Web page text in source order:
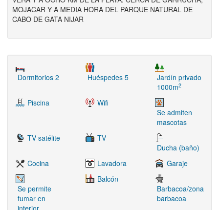
MOJACAR Y A MEDIA HORA DEL PARQUE NATURAL DE
CABO DE GATA NIJAR
Dormitorios 2 Huéspedes 5
Jardín privado
1000m2
Piscina
Wifi
Se admiten
mascotas
TV satélite
TV
Ducha (baño)
Cocina
Lavadora Garaje
Se permite
fumar en
interior
Balcón
Barbacoa/zona
barbacoa